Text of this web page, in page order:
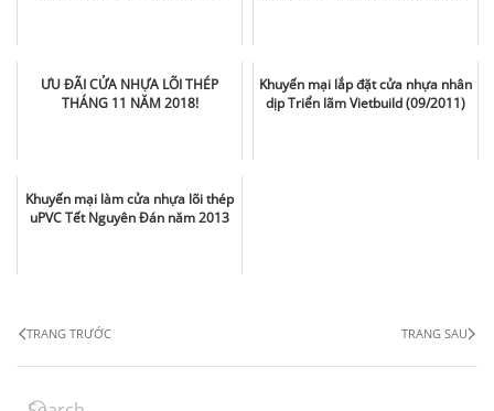
ƯU ĐÃI CỬA NHỰA LÕI THÉP
THÁNG 11 NĂM 2018!
Khuyến mại lắp đặt cửa nhựa nhân
dịp Triển lãm Vietbuild (09/2011)
Khuyến mại làm cửa nhựa lõi thép
uPVC Tết Nguyên Đán năm 2013
TRANG TRƯỚC TRANG SAU